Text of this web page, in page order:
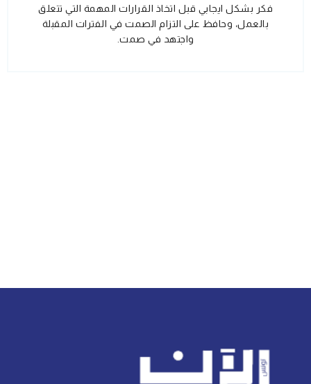
فكر بشكل ايجابي قبل اتخاذ القرارات المهمة التي تتعلق
بالعمل، وحافظ على التزام الصمت في الفترات المقبلة
واجتهد في صمت.